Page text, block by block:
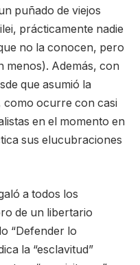
puñado de viejos
prácticamente nadie
no la conocen, pero
menos). Además, con
que asumió la
como ocurre con casi
en el momento en
sus elucubraciones
a todos los
de un libertario
“Defender lo
la “esclavitud”